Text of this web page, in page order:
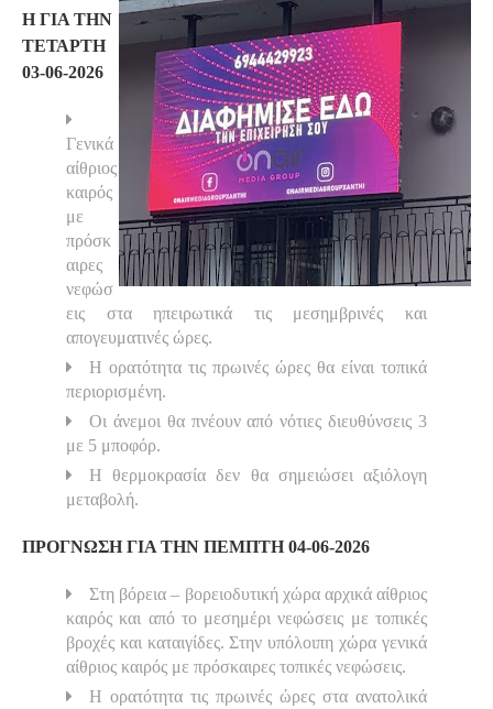
Η ΓΙΑ ΤΗΝ
ΤΕΤΑΡΤΗ
03-06-2026
Γενικά
αίθριος
καιρός
με
πρόσκ
αιρες
νεφώσ
εις στα ηπειρωτικά τις μεσημβρινές και
απογευματινές ώρες.
Η ορατότητα τις πρωινές ώρες θα είναι τοπικά
περιορισμένη.
Οι άνεμοι θα πνέουν από νότιες διευθύνσεις 3
με 5 μποφόρ.
Η θερμοκρασία δεν θα σημειώσει αξιόλογη
μεταβολή.
ΠΡΟΓΝΩΣΗ ΓΙΑ ΤΗΝ ΠΕΜΠΤΗ 04-06-2026
Στη βόρεια – βορειοδυτική χώρα αρχικά αίθριος
καιρός και από το μεσημέρι νεφώσεις με τοπικές
βροχές και καταιγίδες. Στην υπόλοιπη χώρα γενικά
αίθριος καιρός με πρόσκαιρες τοπικές νεφώσεις.
Η ορατότητα τις πρωινές ώρες στα ανατολικά